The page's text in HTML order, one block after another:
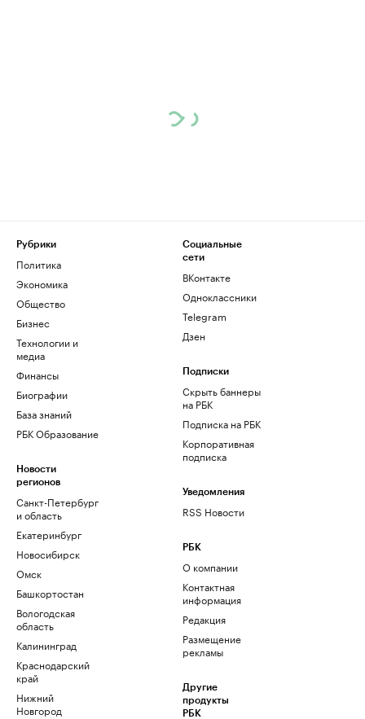
Рубрики
Политика
Экономика
Общество
Бизнес
Технологии и
медиа
Финансы
Биографии
База знаний
РБК Образование
Новости
регионов
Санкт-Петербург
и область
Екатеринбург
Новосибирск
Омск
Башкортостан
Вологодская
область
Калининград
Краснодарский
край
Нижний
Новгород
Социальные
сети
ВКонтакте
Одноклассники
Telegram
Дзен
Подписки
Скрыть баннеры
на РБК
Подписка на РБК
Корпоративная
подписка
Уведомления
RSS Новости
РБК
О компании
Контактная
информация
Редакция
Размещение
рекламы
Другие
продукты
РБК